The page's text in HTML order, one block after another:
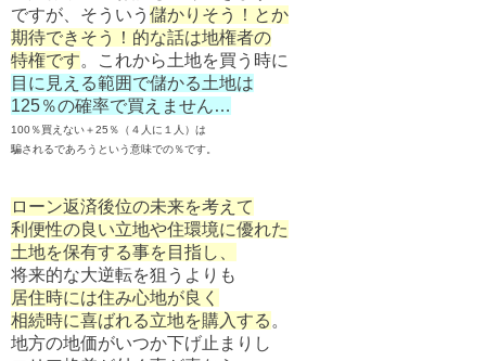
ですが、そういう 儲かりそう！とか
期待できそう！的な話は地権者の
特権です。これから土地を買う時に
目に見える範囲で儲かる土地は
125％の確率で買えません…
100％買えない＋25％（４人に１人）は
騙されるであろうという意味での％です。
ローン返済後位の未来を考えて
利便性の良い立地や住環境に優れた
土地を保有する事を目指し、
将来的な大逆転を狙うよりも
居住時には住み心地が良く
相続時に喜ばれる立地を購入する 。
地方の地価がいつか下げ止まりし